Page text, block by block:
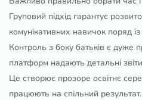
Груповий підхід гарантує
комунікативних навичок поряд
Контроль з боку батьків є дуже
платформ надають детальні
Це створює прозоре освітнє
працюють на спільний результат.